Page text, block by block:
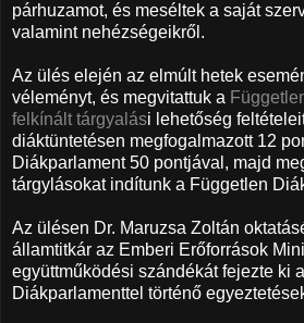
párhuzamot, és meséltek a saját
valamint nehézségeikről.
Az ülés elején az elmúlt hetek
véleményt, és megvitattuk a
felkínált tárgyalási lehetőség
diáktüntetésen megfogalmazott 12
Diákparlament 50 pontjával, majd
tárgylásokat indítunk a Független
Az ülésen Dr. Maruzsa Zoltán
államtitkár az Emberi Erőforrások
együttműködési szándékát fejezte ki
Diákparlamenttel történő